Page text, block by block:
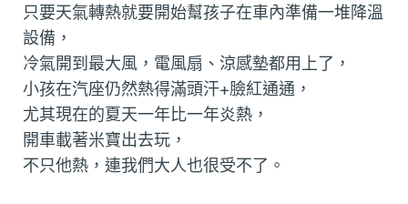
只要天氣轉熱就要開始幫孩子在車內準備一堆降溫
設備，
冷氣開到最大風，電風扇、涼感墊都用上了，
小孩在汽座仍然熱得滿頭汗+臉紅通通，
尤其現在的夏天一年比一年炎熱，
開車載著米寶出去玩，
不只他熱，連我們大人也很受不了。